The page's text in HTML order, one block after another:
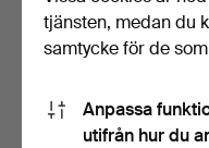
3 bud
37 USD
tjänsten, medan du
samtycke för de
Anpassa
utifrån hur du